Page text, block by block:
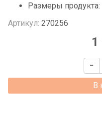
Размеры продукта:
Артикул: 270256
1
В